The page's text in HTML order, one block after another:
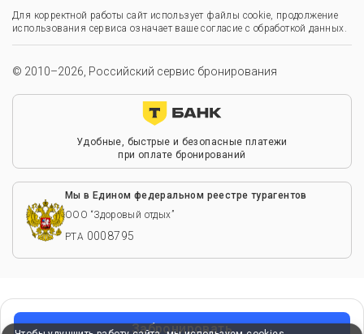
Забронировать
Для корректной работы сайт использует файлы cookie, продолжение
использования сервиса означает ваше согласие с обработкой данных.
© 2010–2026, Российский сервис бронирования
Удобные, быстрые и безопасные платежи
при оплате бронирований
Мы в Едином федеральном реестре турагентов
ООО “Здоровый отдых”
РТА 0008795